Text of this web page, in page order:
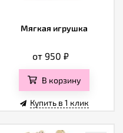
Мягкая игрушка
от 950₽
В корзину
Купить в 1 клик